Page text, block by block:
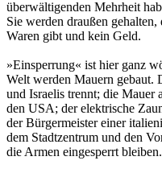
überwältigenden Mehrheit
Sie werden draußen
Waren gibt und kein Geld.
»Einsperrung« ist hier ganz
Welt werden Mauern gebaut.
und Israelis trennt; die Mauer
den USA; der elektrische
der Bürgermeister einer
dem Stadtzentrum und den
die Armen eingesperrt bleiben.